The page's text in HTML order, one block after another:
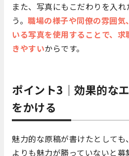
また、写真にもこだわりを入
う。 職場の様子や同僚の雰囲
いる写真を使用することで、
きやすいからです。
ポイント3｜効果的な
をかける
魅力的な原稿が書けたとして
よりも魅力が勝っていないと募